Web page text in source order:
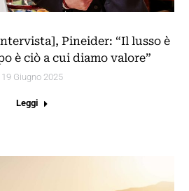
Pineider: “Il lusso è
è ciò a cui diamo valore”
19 Giugno 2025
Leggi